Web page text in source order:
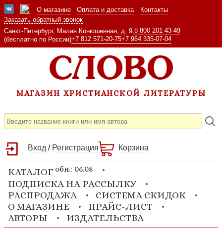
О магазине Оплата и доставка
Контакты
Заказать обратный звонок
Санкт-Петербург, Малая Конюшенная, д. 9, 8 800 201-43-49
(бесплатно по России)+7 812 571-20-75+7 964 335-07-04
МАГАЗИН ХРИСТИАНСКОЙ ЛИТЕРАТУРЫ
Вход / Регистрация Корзина
КАТАЛОГ обн.: 06.08
ПОДПИСКА НА РАССЫЛКУ
РАСПРОДАЖА
СИСТЕМА СКИДОК
О МАГАЗИНЕ
ПРАЙС-ЛИСТ
АВТОРЫ
ИЗДАТЕЛЬСТВА